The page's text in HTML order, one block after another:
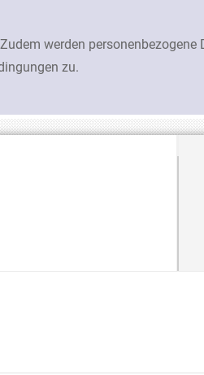
werden personenbezogene
zu.